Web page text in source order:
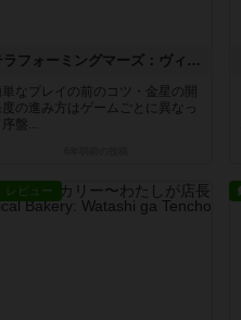
テラフォーミングマーズ：ヴィーナス・ネクスト（拡張）
単なプレイの前のコツ・金星の開
度の進み方はゲームごとに異なっ
序盤...
レビュー